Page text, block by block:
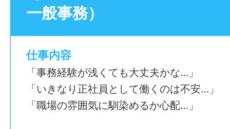
一般事務）
仕事内容
「事務経験が浅くても大丈夫かな…」
「いきなり正社員として働くのは不安…」
「職場の雰囲気に馴染めるか心配…」